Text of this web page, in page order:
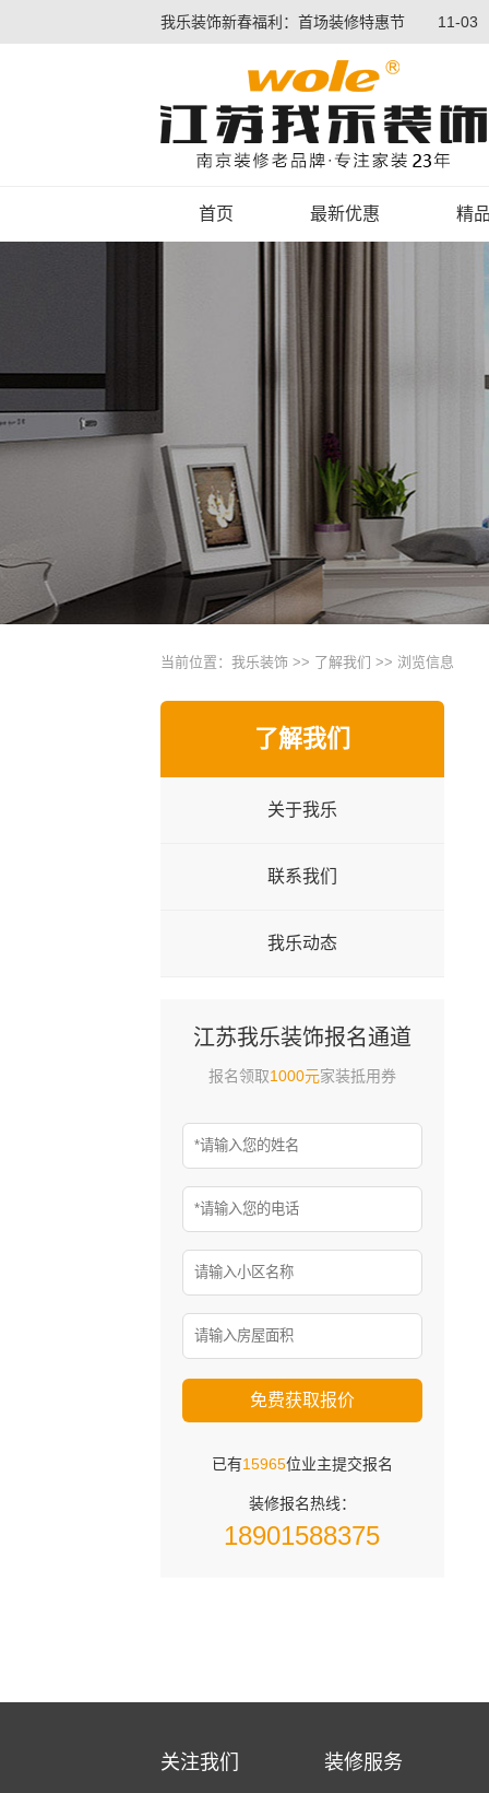
我乐装饰新春福利：首场装修特惠节 11-03
首页 最新优惠 精
当前位置： 我乐装饰>> 了解我们 >> 浏览信息
了解我们
关于我乐
联系我们
我乐动态
江苏我乐装饰报名通道
报名领取1000元家装抵用券
免费获取报价
已有15965位业主提交报名
装修报名热线：
18901588375
关注我们 装修服务